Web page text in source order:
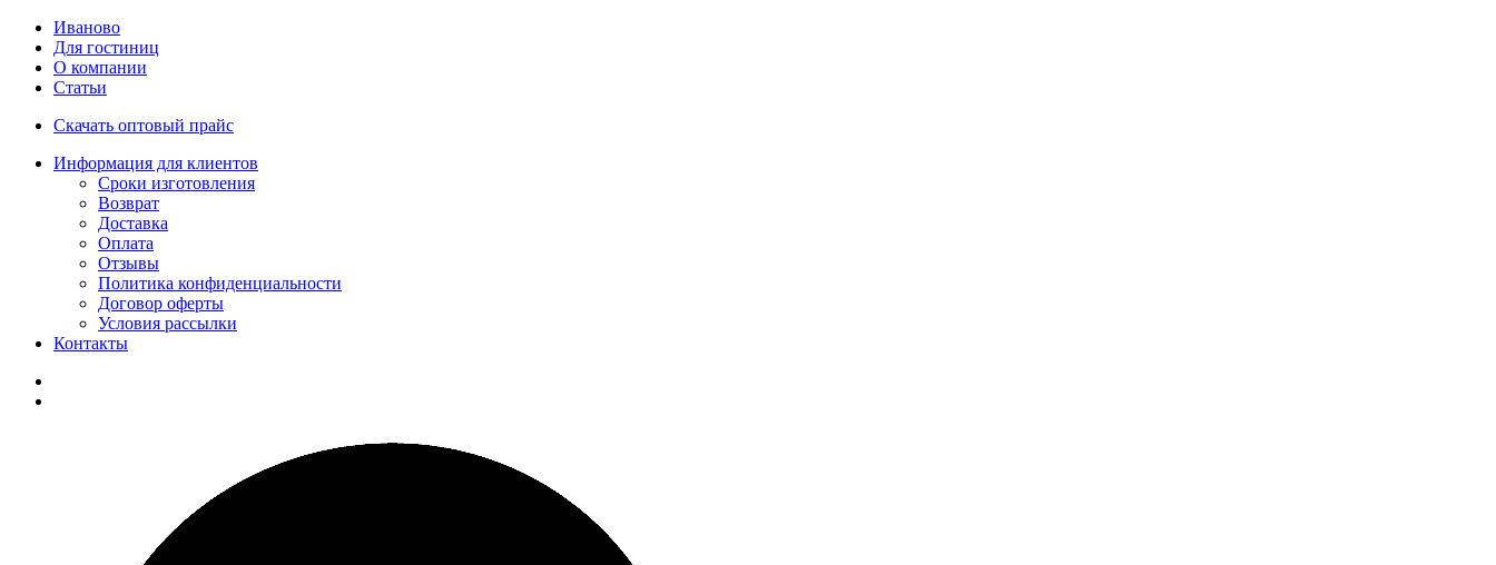
Иваново
Для гостиниц
О компании
Статьи
Скачать оптовый прайс
Информация для клиентов
Сроки изготовления
Возврат
Доставка
Оплата
Отзывы
Политика конфиденциальности
Договор оферты
Условия рассылки
Контакты